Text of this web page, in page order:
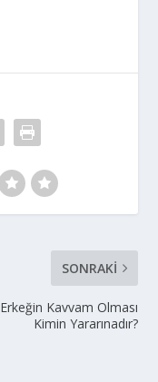
SONRAKI
Erkeğin Kavvam Olması
Kimin Yararınadır?